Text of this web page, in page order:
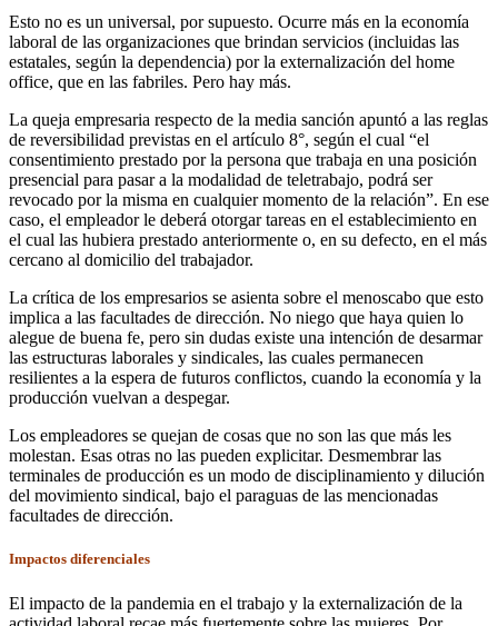
Esto no es un universal, por supuesto. Ocurre más en la economía
laboral de las organizaciones que brindan servicios (incluidas las
estatales, según la dependencia) por la externalización del home
office, que en las fabriles. Pero hay más.
La queja empresaria respecto de la media sanción apuntó a las reglas
de reversibilidad previstas en el artículo 8°, según el cual “el
consentimiento prestado por la persona que trabaja en una posición
presencial para pasar a la modalidad de teletrabajo, podrá ser
revocado por la misma en cualquier momento de la relación”. En ese
caso, el empleador le deberá otorgar tareas en el establecimiento en
el cual las hubiera prestado anteriormente o, en su defecto, en el más
cercano al domicilio del trabajador.
La crítica de los empresarios se asienta sobre el menoscabo que esto
implica a las facultades de dirección. No niego que haya quien lo
alegue de buena fe, pero sin dudas existe una intención de desarmar
las estructuras laborales y sindicales, las cuales permanecen
resilientes a la espera de futuros conflictos, cuando la economía y la
producción vuelvan a despegar.
Los empleadores se quejan de cosas que no son las que más les
molestan. Esas otras no las pueden explicitar. Desmembrar las
terminales de producción es un modo de disciplinamiento y dilución
del movimiento sindical, bajo el paraguas de las mencionadas
facultades de dirección.
Impactos diferenciales
El impacto de la pandemia en el trabajo y la externalización de la